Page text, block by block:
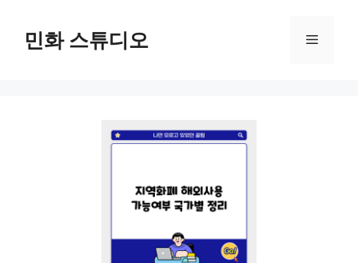
민화 스튜디오 메